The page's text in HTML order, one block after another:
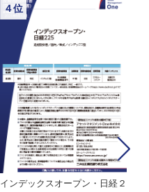
４位
インデックスオープン・日経２